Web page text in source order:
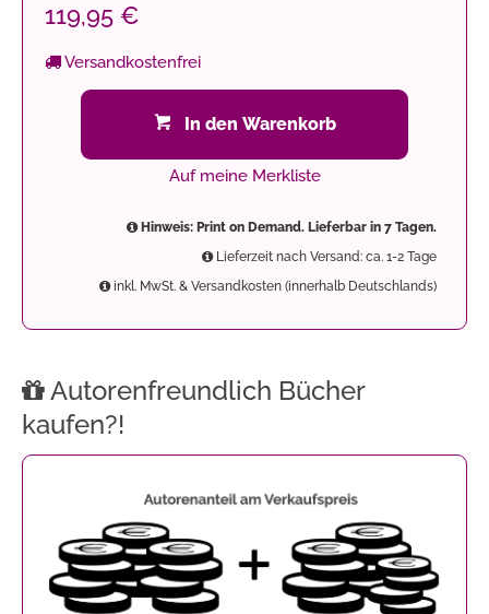
119,95 €
Versandkostenfrei
In den Warenkorb
Auf meine Merkliste
Hinweis: Print on Demand. Lieferbar in 7 Tagen.
Lieferzeit nach Versand: ca. 1-2 Tage
inkl. MwSt. & Versandkosten (innerhalb Deutschlands)
Autorenfreundlich Bücher
kaufen?!